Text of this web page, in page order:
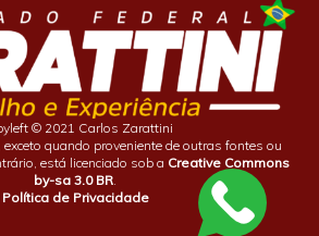
© 2021 Carlos Zarattini
quando proveniente de outras fontes ou
está licenciado sob a Creative Commons
by-sa 3.0 BR
Política de Privacidade